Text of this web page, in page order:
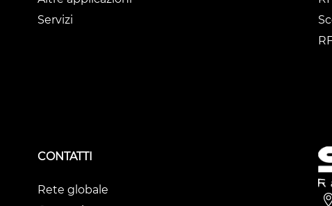
Servizi
CONTATTI
Rete globale